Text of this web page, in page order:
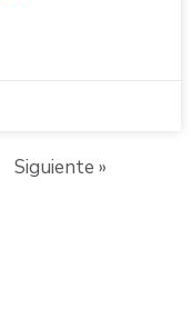
Siguiente »